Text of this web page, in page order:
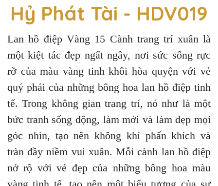
Hỷ Phát Tài - HDV019
Lan hồ điệp Vàng 15 Cành trang trí xuân là
một kiệt tác đẹp ngất ngây, nơi sức sống rực
rỡ của màu vàng tinh khôi hòa quyện với vẻ
quý phái của những bông hoa lan hồ điệp tinh
tế. Trong không gian trang trí, nó như là một
bức tranh sống động, làm mới và làm đẹp mọi
góc nhìn, tạo nên không khí phấn khích và
tràn đầy niềm vui xuân. Mỗi cành lan hồ điệp
nở rộ với vẻ đẹp của những bông hoa màu